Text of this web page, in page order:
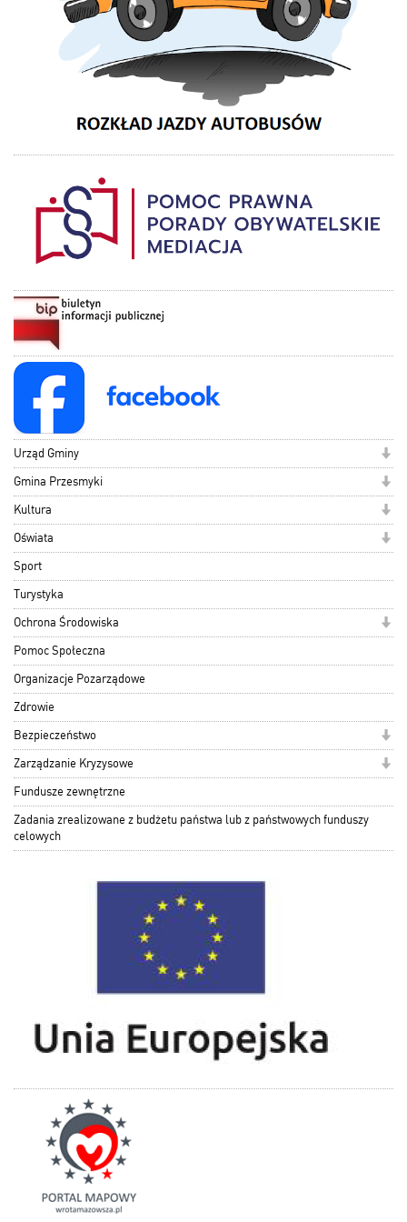
Urząd Gminy
Gmina Przesmyki
Kultura
Oświata
Sport
Turystyka
Ochrona Środowiska
Pomoc Społeczna
Organizacje Pozarządowe
Zdrowie
Bezpieczeństwo
Zarządzanie Kryzysowe
Fundusze zewnętrzne
Zadania zrealizowane z budżetu państwa lub z państwowych funduszy
celowych